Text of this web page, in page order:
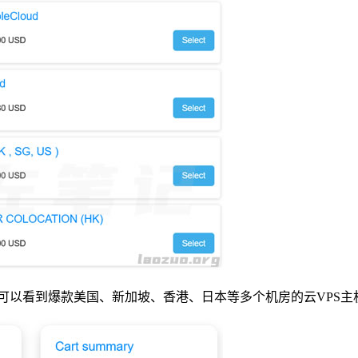
以看到爆款美国、新加坡、香港、日本等多个机房的云VPS主